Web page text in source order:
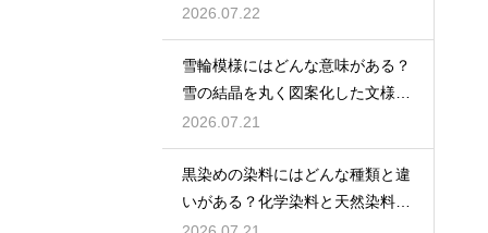
で失敗しないコツを解説
2026.07.22
雪輪模様にはどんな意味がある？
雪の結晶を丸く図案化した文様に
清浄と豊年への願いを込めた意味
を解説
2026.07.21
黒染めの染料にはどんな種類と違
いがある？化学染料と天然染料そ
れぞれの特徴を詳しく解説